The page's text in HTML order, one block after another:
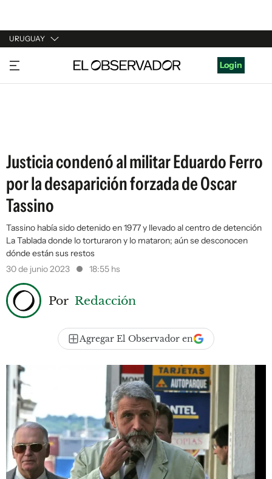
URUGUAY
URUGUAY
ARGENTINA
Login
Justicia condenó al militar Eduardo Ferro
por la desaparición forzada de Oscar
Tassino
Tassino había sido detenido en 1977 y llevado al centro de detención
La Tablada donde lo torturaron y lo mataron; aún se desconocen
dónde están sus restos
30 de junio 2023
18:55 hs
Por Redacción
Agregar El Observador en